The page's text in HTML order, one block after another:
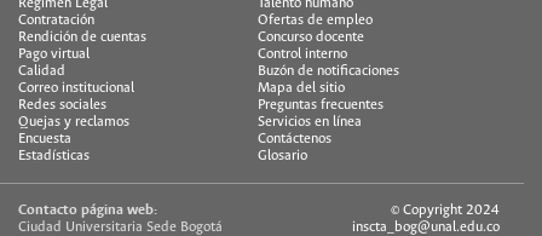
Régimen Legal
Talento humano
Contratación
Ofertas de empleo
Rendición de cuentas
Concurso docente
Pago virtual
Control interno
Calidad
Buzón de notificaciones
Correo institucional
Mapa del sitio
Redes sociales
Preguntas frecuentes
Quejas y reclamos
Servicios en línea
Encuesta
Contáctenos
Estadísticas
Glosario
Contacto página web:
Ciudad Universitaria Sede Bogotá
© Copyright 2024
inscta_bog@unal.edu.co